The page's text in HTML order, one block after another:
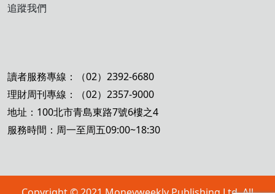
追蹤我們
讀者服務專線：（02）2392-6680
理財周刊專線：（02）2357-9000
地址：100北市青島東路7號6樓之4
服務時間：周一至周五09:00~18:30